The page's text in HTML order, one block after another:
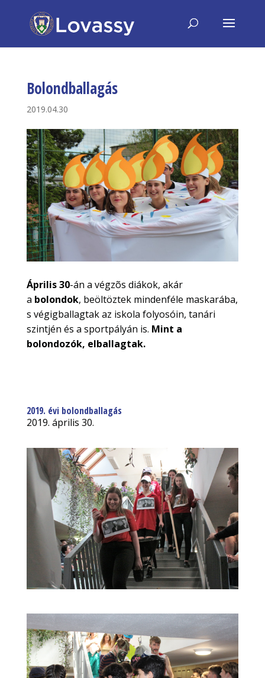
Bolondballagás
2019.04.30
Április 30-án a végzõs diákok, akár
a bolondok, beöltöztek mindenféle maskarába,
s végigballagtak az iskola folyosóin, tanári
szintjén és a sportpályán is. Mint a
bolondozók, elballagtak.
2019. évi bolondballagás
2019. április 30.